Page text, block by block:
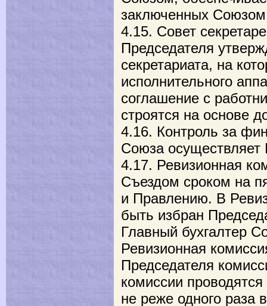
заключенных
4.15. Совет
Председателя
секретариата, на
исполнительного
соглашение с
строятся на основе
4.16. Контроль за
Союза осуществляет
4.17. Ревизионная
Съездом сроком на
и Правлению. В
быть избран
Главный бухгалтер
Ревизионная
Председателя
комиссии
не реже одного раза